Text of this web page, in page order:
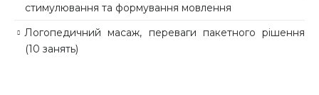
стимулювання та формування мовлення
Логопедичний масаж, переваги пакетного рішення
(10 занять)